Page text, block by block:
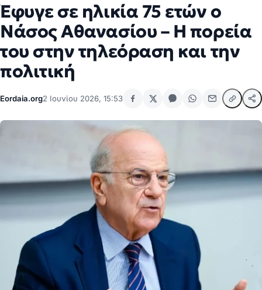
Έφυγε σε ηλικία 75 ετών ο
Νάσος Αθανασίου – Η πορεία
του στην τηλεόραση και την
πολιτική
Eordaia.org2 Ιουνίου 2026, 15:53